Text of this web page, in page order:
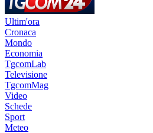
Ultim'ora
Cronaca
Mondo
Economia
TgcomLab
Televisione
TgcomMag
Video
Schede
Sport
Meteo